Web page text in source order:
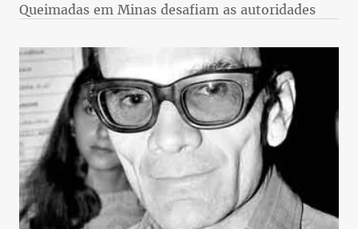
Queimadas em Minas desafiam as autoridades